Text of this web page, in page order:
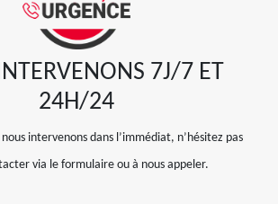
7J/7 ET
24H/24
nous intervenons dans l’immédiat, n’hésitez pas
via le formulaire ou à nous appeler.